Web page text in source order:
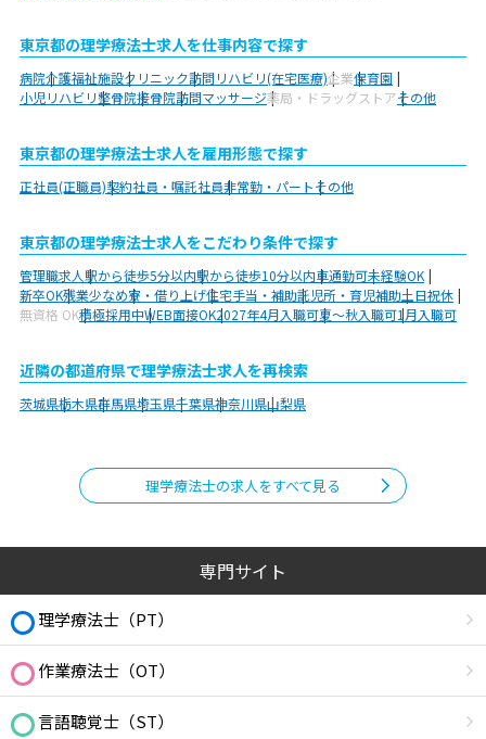
東京都の理学療法士求人を仕事内容で探す
病院介護福祉施設クリニック訪問リハビリ(在宅医療)企業保育園
小児リハビリ整骨院接骨院訪問マッサージ薬局・ドラッグストアその他
東京都の理学療法士求人を雇用形態で探す
正社員(正職員)契約社員・嘱託社員非常勤・パートその他
東京都の理学療法士求人をこだわり条件で探す
管理職求人駅から徒歩5分以内駅から徒歩10分以内車通勤可未経験OK
新卒OK残業少なめ寮・借り上げ住宅手当・補助託児所・育児補助土日祝休
無資格 OK積極採用中WEB面接OK2027年4月入職可夏～秋入職可1月入職可
近隣の都道府県で理学療法士求人を再検索
茨城県栃木県群馬県埼玉県千葉県神奈川県山梨県
理学療法士の求人をすべて見る
専門サイト
理学療法士（PT）
作業療法士（OT）
言語聴覚士（ST）